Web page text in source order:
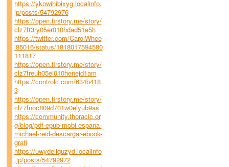
https://ykowihibixyg.localinfo.
jp/posts/54792976
https://open.firstory.me/story/
clz7ft3ry05er010hdad51e5h
https://twitter.com/CarolWhee
l85016/status/1818017594580
111817
https://open.firstory.me/story/
clz7freuh05ei010henejd1am
https://controlc.com/634b418
3
https://open.firstory.me/story/
clz7fnoc809d701w0elyub9as
https://community.thoracic.or
g/blog/pdf-epub-mobi-espana-
michael-reid-descargar-ebook-
grati
https://uwydeliquzyd.localinfo
.jp/posts/54792972